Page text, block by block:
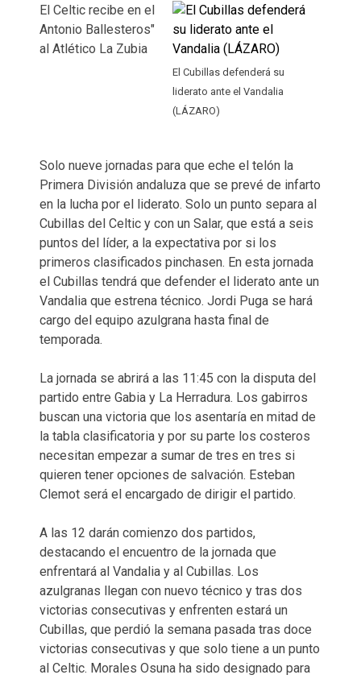
El Cubillas defenderá su
liderato ante el Vandalia
(LÁZARO)
El Celtic recibe en el
Antonio Ballesteros"
al Atlético La Zubia
Solo nueve jornadas para que eche el telón la
Primera División andaluza que se prevé de infarto
en la lucha por el liderato. Solo un punto separa al
Cubillas del Celtic y con un Salar, que está a seis
puntos del líder, a la expectativa por si los
primeros clasificados pinchasen. En esta jornada
el Cubillas tendrá que defender el liderato ante un
Vandalia que estrena técnico. Jordi Puga se hará
cargo del equipo azulgrana hasta final de
temporada.
La jornada se abrirá a las 11:45 con la disputa del
partido entre Gabia y La Herradura. Los gabirros
buscan una victoria que los asentaría en mitad de
la tabla clasificatoria y por su parte los costeros
necesitan empezar a sumar de tres en tres si
quieren tener opciones de salvación. Esteban
Clemot será el encargado de dirigir el partido.
A las 12 darán comienzo dos partidos,
destacando el encuentro de la jornada que
enfrentará al Vandalia y al Cubillas. Los
azulgranas llegan con nuevo técnico y tras dos
victorias consecutivas y enfrenten estará un
Cubillas, que perdió la semana pasada tras doce
victorias consecutivas y que solo tiene a un punto
al Celtic. Morales Osuna ha sido designado para